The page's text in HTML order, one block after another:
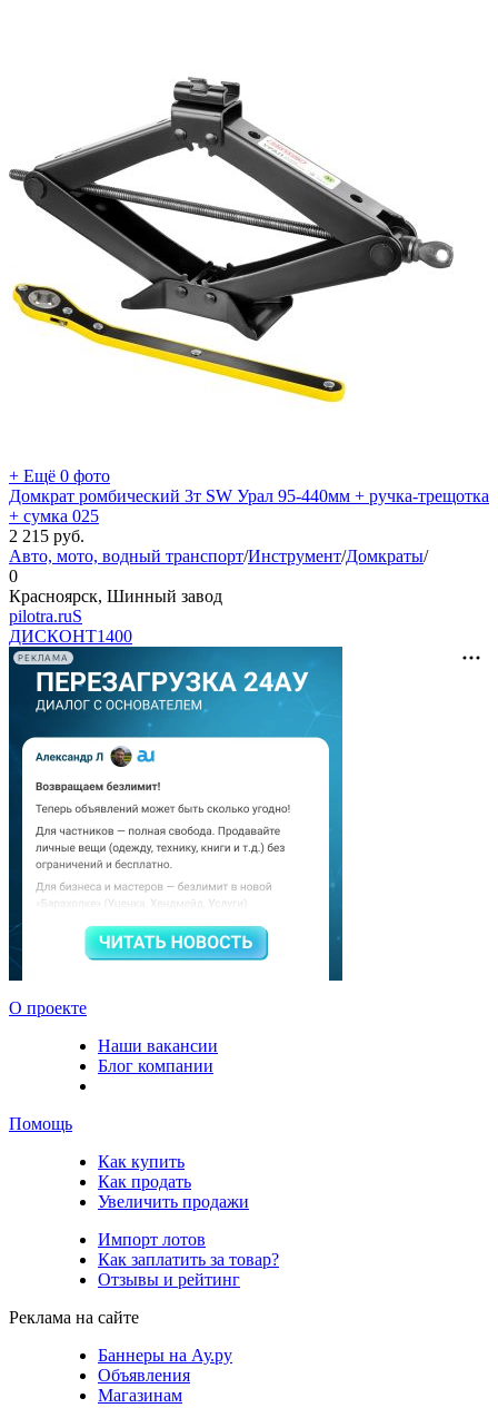
+ Ещё 0 фото
Домкрат ромбический 3т SW Урал 95-440мм + ручка-трещотка
+ сумка 025
2 215 руб.
Авто, мото, водный транспорт/Инструмент/Домкраты/
0
Красноярск, Шинный завод
pilotra.ruS
ДИСКОНТ1400
РЕКЛАМА
О проекте
Наши вакансии
Блог компании
Помощь
Как купить
Как продать
Увеличить продажи
Импорт лотов
Как заплатить за товар?
Отзывы и рейтинг
Реклама на сайте
Баннеры на Ау.ру
Объявления
Магазинам